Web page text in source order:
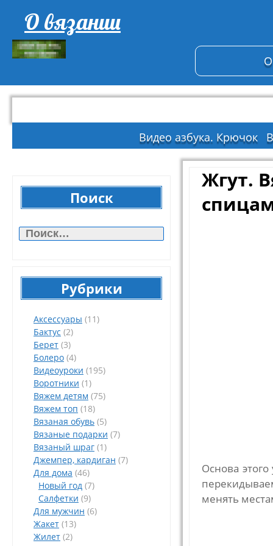
О вязании
Видео азбука. Крючок
Поиск
Рубрики
Аксессуары (11)
Бактус (2)
Берет (3)
Болеро (4)
Видеоуроки (195)
Воротники (1)
Вяжем детям (75)
Вяжем топ (18)
Вязаная обувь (5)
Вязаные подарки (7)
Вязаный шраг (1)
Джемпер, кардиган (7)
Для дома (46)
Новый год (7)
Салфетки (9)
Для мужчин (6)
Жакет (13)
Жилет (2)
Жгут.
Основа
менять